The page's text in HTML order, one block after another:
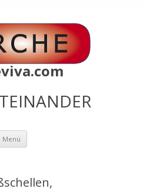
Menü Zum
springen